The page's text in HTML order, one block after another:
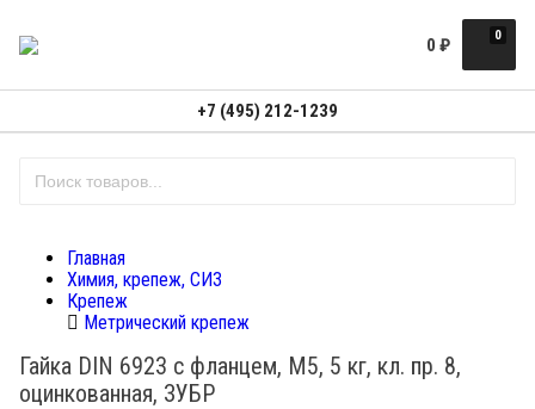
0
0 ₽
+7 (495) 212-1239
Главная
Химия, крепеж, СИЗ
Крепеж
Метрический крепеж
Гайка DIN 6923 с фланцем, M5, 5 кг, кл. пр. 8,
оцинкованная, ЗУБР